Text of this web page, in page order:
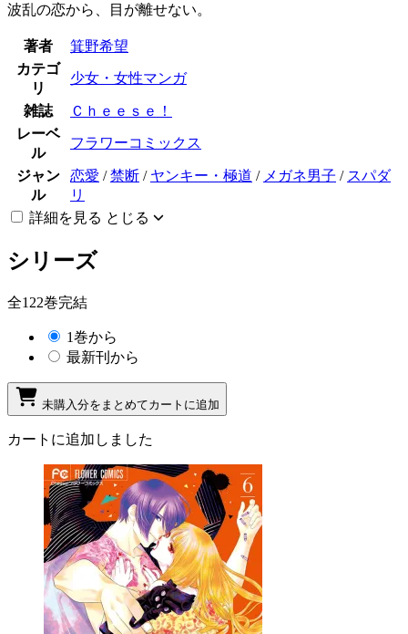
波乱の恋から、目が離せない。
著者
箕野希望
カテゴ
リ
少女・女性マンガ
雑誌
Ｃｈｅｅｓｅ！
レーベ
ル
フラワーコミックス
ジャン
ル
恋愛 /禁断 / ヤンキー・極道 / メガネ男子 / スパダ
リ
詳細を見る とじる
シリーズ
全122巻完結
1巻から
最新刊から
未購入分をまとめてカートに追加
カートに追加しました